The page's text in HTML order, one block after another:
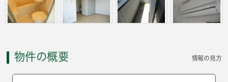
物件の概要 情報の見方